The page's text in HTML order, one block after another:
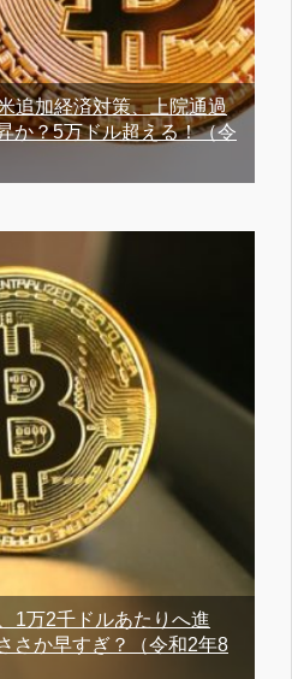
追加経済対策、上院通過
か？5万ドル超える！（令
1万2千ドルあたりへ進
さか早すぎ？（令和2年8